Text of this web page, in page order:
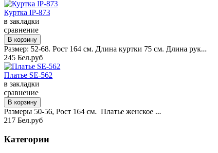
Куртка IP-873
в закладки
сравнение
Размер: 52-68. Рост 164 см. Длина куртки 75 см. Длина рук...
245 Бел.руб
Платье SE-562
в закладки
сравнение
Размеры 50-56, Рост 164 см. Платье женское ...
217 Бел.руб
Категории